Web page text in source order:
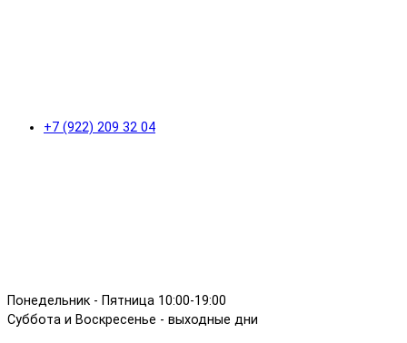
+7 (922) 209 32 04
Понедельник - Пятница 10:00-19:00
Суббота и Воскресенье - выходные дни